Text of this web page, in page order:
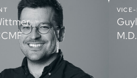
famille (Montréal), professeur
clinique, Université de Montréal